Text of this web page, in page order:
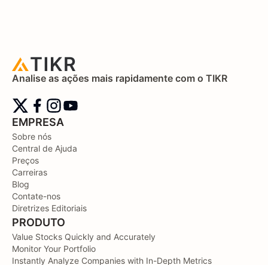
Analise as ações mais rapidamente com o TIKR
EMPRESA
Sobre nós
Central de Ajuda
Preços
Carreiras
Blog
Contate-nos
Diretrizes Editoriais
PRODUTO
Value Stocks Quickly and Accurately
Monitor Your Portfolio
Instantly Analyze Companies with In-Depth Metrics